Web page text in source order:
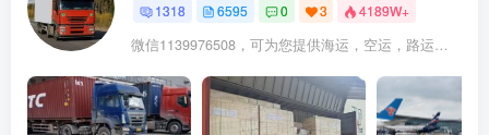
1318 6595 0 3 4189W+
微信1139976508，可为您提供海运，空运，路运，铁路运输